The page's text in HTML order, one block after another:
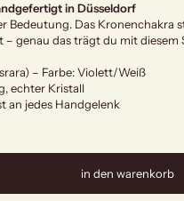
in Düsseldorf
Bedeutung. Das Kronenchakra
genau das trägt du mit diesem
– Farbe: Violett/Weiß
echter Kristall
an jedes Handgelenk
in den warenkorb